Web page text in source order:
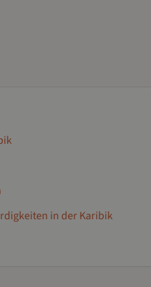
in der Karibik